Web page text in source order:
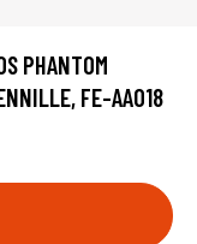
PHANTOM
FE-AA018